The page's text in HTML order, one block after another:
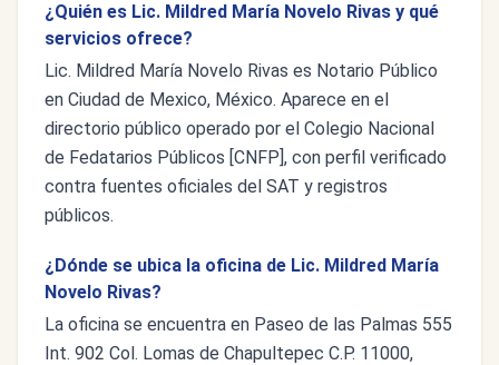
¿Quién es Lic. Mildred María Novelo Rivas y qué
servicios ofrece?
Lic. Mildred María Novelo Rivas es Notario Público
en Ciudad de Mexico, México. Aparece en el
directorio público operado por el Colegio Nacional
de Fedatarios Públicos [CNFP], con perfil verificado
contra fuentes oficiales del SAT y registros
públicos.
¿Dónde se ubica la oficina de Lic. Mildred María
Novelo Rivas?
La oficina se encuentra en Paseo de las Palmas 555
Int. 902 Col. Lomas de Chapultepec C.P. 11000,